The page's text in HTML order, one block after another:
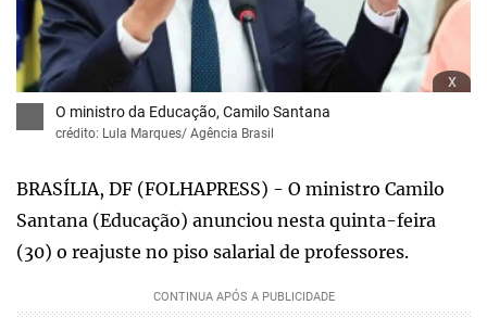
x
O ministro da Educação, Camilo Santana
crédito: Lula Marques/ Agência Brasil
BRASÍLIA, DF (FOLHAPRESS) - O ministro Camilo
Santana (Educação) anunciou nesta quinta-feira
(30) o reajuste no piso salarial de professores.